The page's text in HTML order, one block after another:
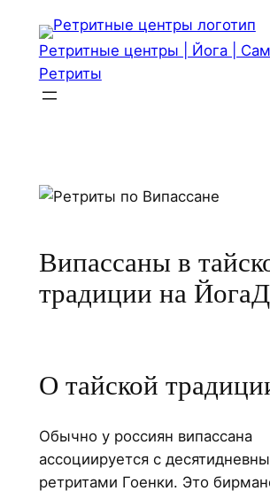
Перейти
содержимому
Ретритные центры | Йога |
Ретриты
Випассаны в
традиции на
О тайской
Обычно у россиян випассана
ассоциируется с
ретритами Гоенки. Это